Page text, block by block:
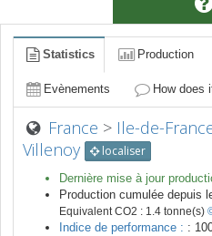
Statistics Production
Evènements How does
France > Ile-de-
Villenoy
localiser
Dernière mise à jour
Production cumulée depuis
Equivalent CO2 : 1.4 tonne(s)
Indice de performance : :